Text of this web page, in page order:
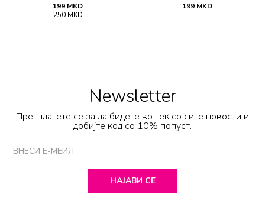
199 MKD
250MKD
199 MKD
Newsletter
Претплатете се за да бидете во тек со сите новости и
добијте код со 10% попуст.
НАЈАВИ СЕ